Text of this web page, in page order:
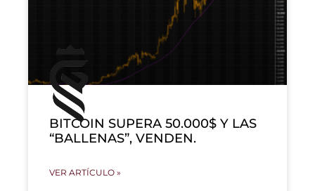
BITCOIN SUPERA 50.000$ Y LAS
“BALLENAS”, VENDEN.
VER ARTÍCULO »